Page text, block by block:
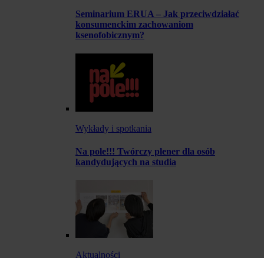
Seminarium ERUA – Jak przeciwdziałać
konsumenckim zachowaniom
ksenofobicznym?
Wykłady i spotkania
Na pole!!! Twórczy plener dla osób
kandydujących na studia
Aktualności